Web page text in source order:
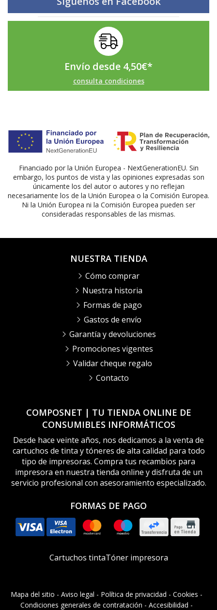
Envío desde 4,50€*
consulta condiciones
Financiado por la Unión Europea - NextGenerationEU. Sin
embargo, los puntos de vista y las opiniones expresadas son
únicamente los del autor o autores y no reflejan
necesariamente los de la Unión Europea o la Comisión Europea.
Ni la Unión Europea ni la Comisión Europea pueden ser
consideradas responsables de las mismas.
COMPOSNET | TU TIENDA ONLINE DE
CONSUMIBLES INFORMÁTICOS
Desde hace veinte años, nos dedicamos a la venta de
cartuchos de tinta y tóneres de alta calidad para todo
tipo de impresoras. Compra tus recambios para
impresora en nuestra tienda online y disfruta de un
servicio profesional con asesoramiento especializado.
FORMAS DE PAGO
NUESTRA TIENDA
Cómo comprar
Nuestra historia
Formas de pago
Gastos de envío
Garantía y devoluciones
Promociones vigentes
Validar cheque regalo
Contacto
Cartuchos tintaTóner impresora
Mapa del sitio - Aviso legal - Política de privacidad - Cookies -
Condiciones generales de contratación - Accesibilidad -